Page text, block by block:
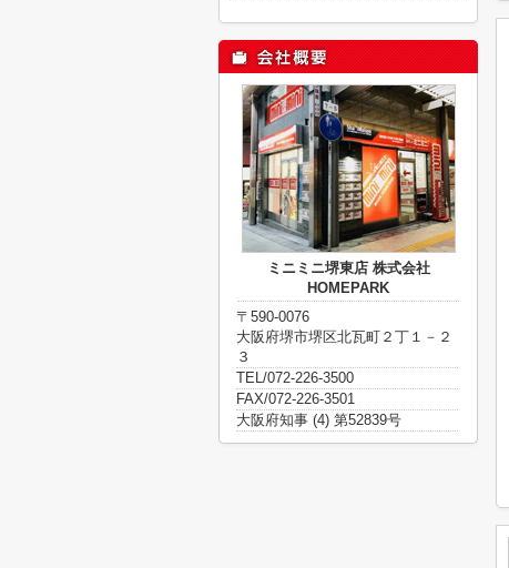
ミニミニ堺東店 株式会社
HOMEPARK
〒590-0076
大阪府堺市堺区北瓦町２丁１－２
３
TEL/072-226-3500
FAX/072-226-3501
大阪府知事 (4) 第52839号